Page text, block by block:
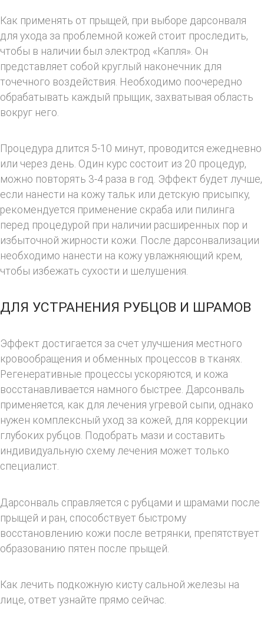
Как применять от прыщей, при выборе дарсонваля
для ухода за проблемной кожей стоит проследить,
чтобы в наличии был электрод «Капля». Он
представляет собой круглый наконечник для
точечного воздействия. Необходимо поочередно
обрабатывать каждый прыщик, захватывая область
вокруг него.
Процедура длится 5-10 минут, проводится ежедневно
или через день. Один курс состоит из 20 процедур,
можно повторять 3-4 раза в год. Эффект будет лучше,
если нанести на кожу тальк или детскую присыпку,
рекомендуется применение скраба или пилинга
перед процедурой при наличии расширенных пор и
избыточной жирности кожи. После дарсонвализации
необходимо нанести на кожу увлажняющий крем,
чтобы избежать сухости и шелушения.
ДЛЯ УСТРАНЕНИЯ РУБЦОВ И ШРАМОВ
Эффект достигается за счет улучшения местного
кровообращения и обменных процессов в тканях.
Регенеративные процессы ускоряются, и кожа
восстанавливается намного быстрее. Дарсонваль
применяется, как для лечения угревой сыпи, однако
нужен комплексный уход за кожей, для коррекции
глубоких рубцов. Подобрать мази и составить
индивидуальную схему лечения может только
специалист.
Дарсонваль справляется с рубцами и шрамами после
прыщей и ран, способствует быстрому
восстановлению кожи после ветрянки, препятствует
образованию пятен после прыщей.
Как лечить подкожную кисту сальной железы на
лице, ответ узнайте прямо сейчас.